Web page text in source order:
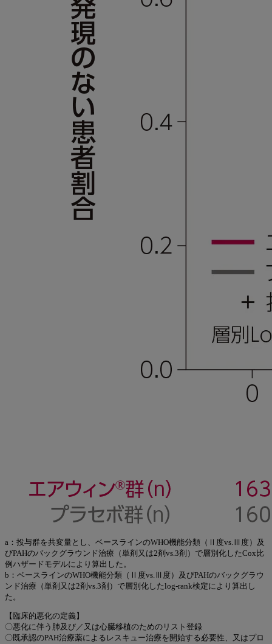
a：投与群を共変量とし、ベースラインのWHO機能分類（Ⅱ度vs.Ⅲ度）及
びPAHのバックグラウンド治療（単剤又は2剤vs.3剤）で層別化したCox比
例ハザードモデルにより算出した。
b：ベースラインのWHO機能分類（Ⅱ度vs.Ⅲ度）及びPAHのバックグラウ
ンド治療（単剤又は2剤vs.3剤）で層別化したlog-rank検定により算出し
た。
【臨床的悪化の定義】
〇悪化に伴う肺及び／又は心臓移植のためのリスト登録
〇既承認のPAH治療薬によるレスキュー治療を開始する必要性、又はプロ